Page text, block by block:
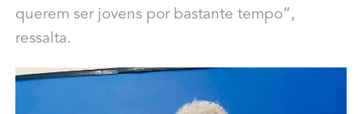
querem ser jovens por bastante tempo”,
ressalta.